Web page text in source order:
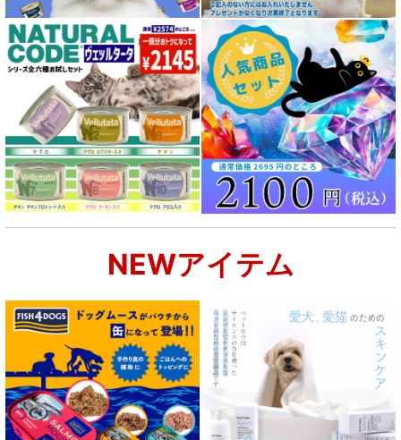
成犬用 フード for DOG
シニア犬用フード for DOG
食物アレルギー対応 ドッグフード
腎臓ケア対応ドッグフード
肝臓ケア対応ドッグフード
肥満ケア対応 フード for DOG
泌尿器ケア対応 フード for DOG
NEWアイテム